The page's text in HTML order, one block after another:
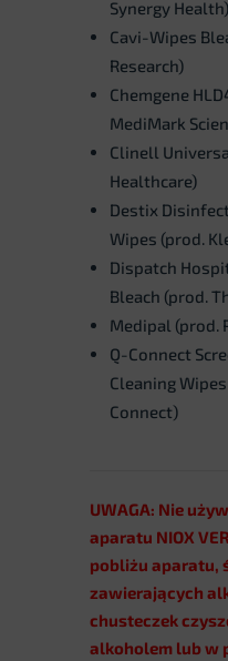
Synergy Health)
Cavi-Wipes
Research)
Chemgene
MediMark
Clinell
Healthcare)
Destix
Wipes (prod.
Dispatch
Bleach (prod.
Medipal (prod.
Q-Connect
Cleaning
Connect)
UWAGA: Nie
aparatu NIOX
pobliżu aparatu,
zawierających
chusteczek
alkoholem lub w